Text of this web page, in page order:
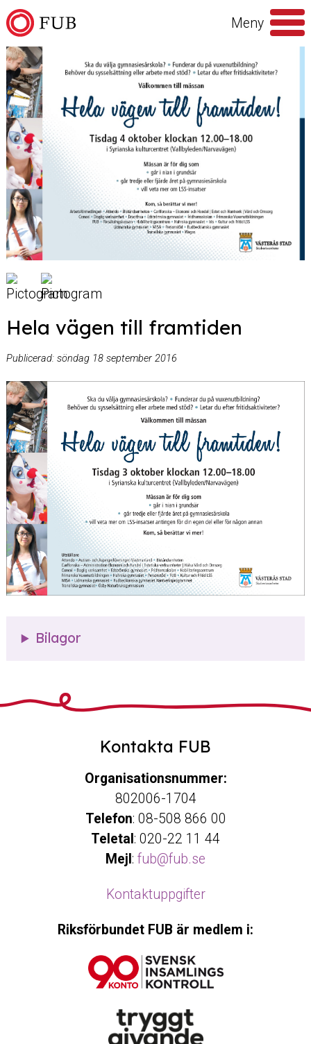
Hoppa till innehåll
Meny
Sök
efter
Hela vägen till framtiden
Publicerad: söndag 18 september 2016
Bilagor
Kontakta FUB
Organisationsnummer:
802006-1704
Telefon: 08-508 866 00
Teletal : 020-22 11 44
Mejl : fub@fub.se
Kontaktuppgifter
Riksförbundet FUB är medlem i: